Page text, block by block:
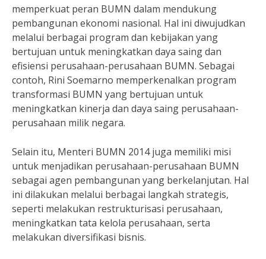
memperkuat peran BUMN dalam mendukung
pembangunan ekonomi nasional. Hal ini diwujudkan
melalui berbagai program dan kebijakan yang
bertujuan untuk meningkatkan daya saing dan
efisiensi perusahaan-perusahaan BUMN. Sebagai
contoh, Rini Soemarno memperkenalkan program
transformasi BUMN yang bertujuan untuk
meningkatkan kinerja dan daya saing perusahaan-
perusahaan milik negara.
Selain itu, Menteri BUMN 2014 juga memiliki misi
untuk menjadikan perusahaan-perusahaan BUMN
sebagai agen pembangunan yang berkelanjutan. Hal
ini dilakukan melalui berbagai langkah strategis,
seperti melakukan restrukturisasi perusahaan,
meningkatkan tata kelola perusahaan, serta
melakukan diversifikasi bisnis.